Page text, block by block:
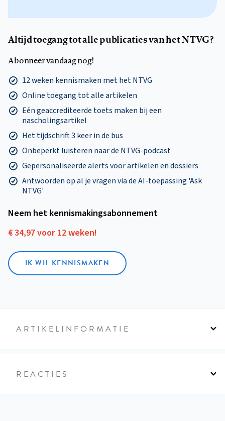
Altijd toegang tot alle publicaties van het NTVG?
Abonneer vandaag nog!
12 weken kennismaken met het NTVG
Online toegang tot alle artikelen
Eén geaccrediteerde toets maken bij een
nascholingsartikel
Het tijdschrift 3 keer in de bus
Onbeperkt luisteren naar de NTVG-podcast
Gepersonaliseerde alerts voor artikelen en dossiers
Antwoorden op al je vragen via de AI-toepassing 'Ask
NTVG'
Neem het kennismakings­abonnement
€ 34,97 voor 12 weken!
IK WIL KENNISMAKEN
ARTIKELINFORMATIE
REACTIES